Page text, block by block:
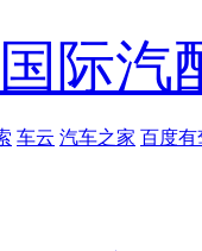
际
车云 汽车之家 百度有